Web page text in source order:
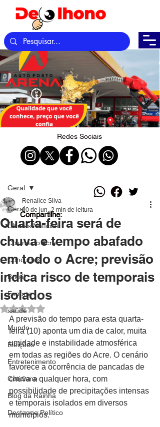
Redes Sociais
Geral
Últimas Notícias
Coluna do Acre
Concursos
Brasil
Esporte
saúde
Mundo
Eleições
Entretenimento
Cotidiano
Blog da Rainha
Destaque Político
Geral
Quarta-feira será de
chuva e tempo abafado
em todo o Acre; previsão
indica risco de temporais
isolados
Renalice Silva
10 de jun. 2 min de leitura
Avaliado com NaN de 5 estrelas.
A previsão do tempo para esta quarta-
feira (10) aponta um dia de calor, muita
umidade e instabilidade atmosférica
em todas as regiões do Acre. O cenário
favorece a ocorrência de pancadas de
chuva a qualquer hora, com
possibilidade de precipitações intensas
e temporais isolados em diversos
municípios.
Compartilhe: